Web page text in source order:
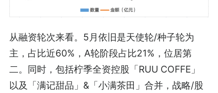
从融资轮次来看。5月依旧是天使轮/种子轮为
主，占比近60%，A轮阶段占比21%，位居第
二。同时，包括柠季全资控股「RUU COFFE」
以及「满记甜品」&「小满茶田」合并，战略/股